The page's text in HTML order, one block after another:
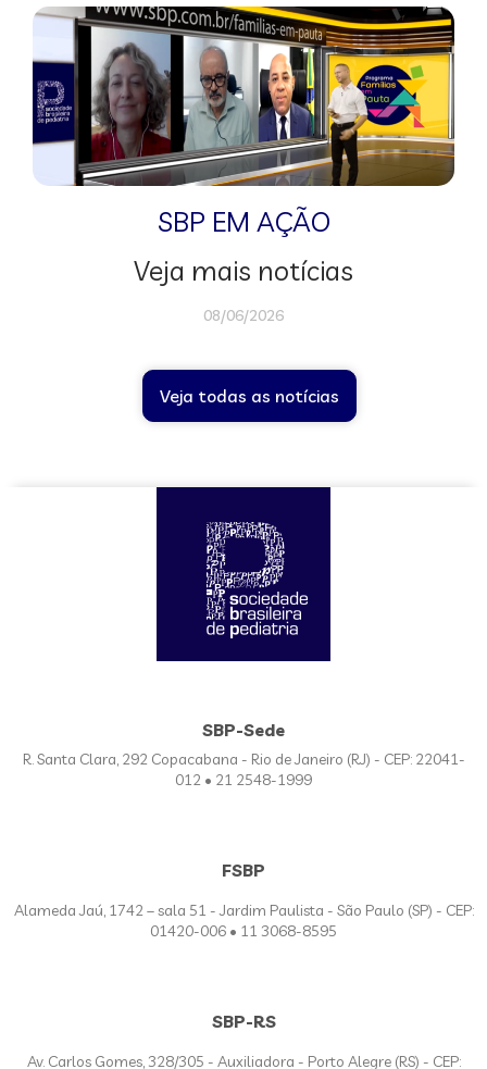
SBP EM AÇÃO
Veja mais notícias
08/06/2026
Veja todas as notícias
SBP-Sede
R. Santa Clara, 292 Copacabana - Rio de Janeiro (RJ) - CEP: 22041-
012 • 21 2548-1999
FSBP
Alameda Jaú, 1742 – sala 51 - Jardim Paulista - São Paulo (SP) - CEP:
01420-006 • 11 3068-8595
SBP-RS
Av. Carlos Gomes, 328/305 - Auxiliadora - Porto Alegre (RS) - CEP: